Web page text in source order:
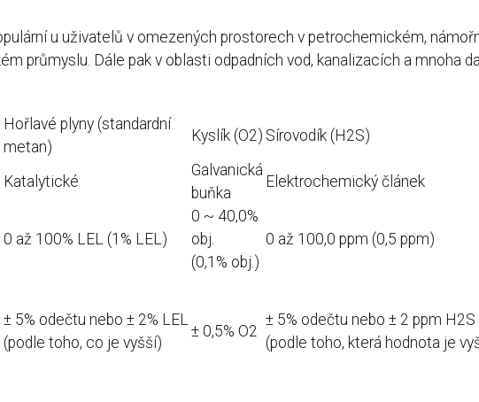
u uživatelů v omezených prostorech v petrochemickém,
průmyslu. Dále pak v oblasti odpadních vod, kanalizacích a mnoha
Hořlavé plyny (standardní
metan)
Kyslík (O2) Sírovodík (H2S)
Katalytické
Galvanická
buňka
Elektrochemický článek
0 až 100% LEL (1% LEL)
0 ~ 40,0%
obj.
0 až 100,0 ppm (0,5 ppm)
(0,1% obj.)
± 5% odečtu nebo ± 2% LEL
(podle toho, co je vyšší)
± 0,5% O2
± 5% odečtu nebo ± 2 ppm H2S
(podle toho, která hodnota je